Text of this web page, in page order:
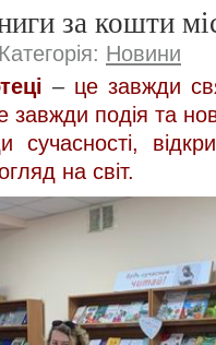
за кошти
Новини
– це завжди
завжди подія та
сучасності,
на світ.